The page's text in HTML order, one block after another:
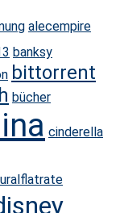
alecempire
banksy
bittorrent
bücher
cinderella